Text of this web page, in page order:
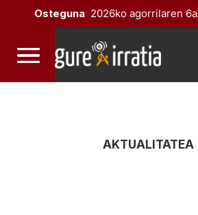
Osteguna 2026ko agorrilaren 6a
AKTUALITATEA